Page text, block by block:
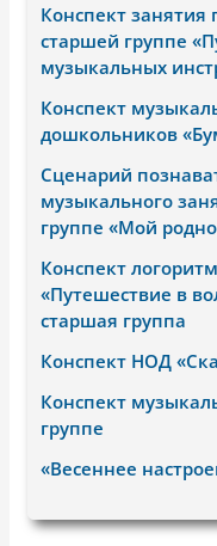
Конспект
старшей группе
музыкальных
Конспект
дошкольников
Сценарий
музыкального
группе «Мой
Конспект
«Путешествие в
старшая группа
Конспект НОД
Конспект
группе
«Весеннее